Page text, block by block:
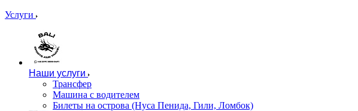
Услуги
Наши услуги
Трансфер
Машина с водителем
Билеты на острова (Нуса Пенида, Гили, Ломбок)